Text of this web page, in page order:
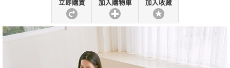
立即購買 加入購物車 加入收藏